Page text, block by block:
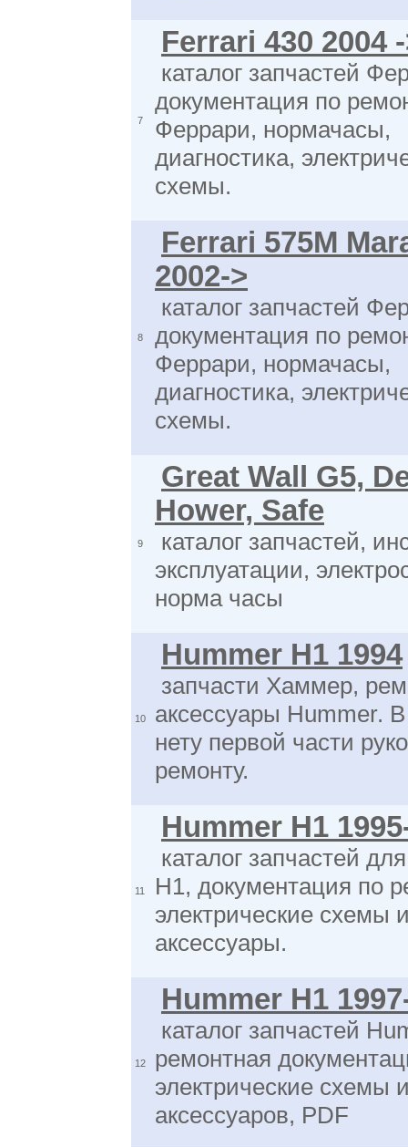
7
Ferrari 430 2004
каталог запчастей
документация по
Феррари, нормачасы,
диагностика,
схемы.
8
Ferrari 575M
2002->
каталог запчастей
документация по
Феррари, нормачасы,
диагностика,
схемы.
9
Great Wall G5,
Hower, Safe
каталог запчастей,
эксплуатации,
норма часы
10
Hummer H1 1994
запчасти Хаммер,
аксессуары Hummer. В
нету первой части
ремонту.
11
Hummer H1
каталог запчастей
H1, документация по
электрические схемы
аксессуары.
12
Hummer H1
каталог запчастей
ремонтная
электрические схемы
аксессуаров, PDF